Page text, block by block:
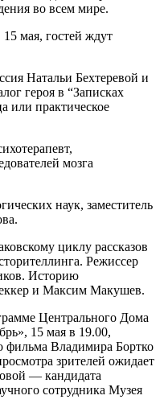
во всем мире.
мая, гостей ждут
Натальи Бехтеревой и
героя в “Записках
или практическое
мозга
наук, заместитель
циклу рассказов
Режиссер
Историю
и Максим Макушев.
Центрального Дома
15 мая в 19.00,
фильма Владимира Бортко
зрителей ожидает
— кандидата
сотрудника Музея